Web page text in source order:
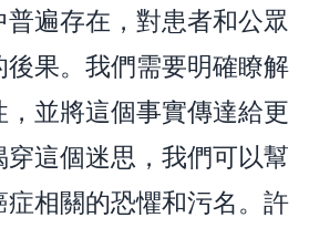
遍存在，對患者和公眾
果。我們需要明確瞭解
並將這個事實傳達給更
這個迷思，我們可以幫
相關的恐懼和污名。許